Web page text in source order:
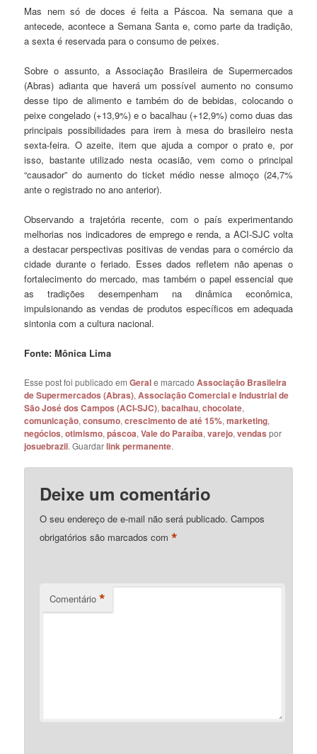
Mas nem só de doces é feita a Páscoa. Na semana que a
antecede, acontece a Semana Santa e, como parte da tradição,
a sexta é reservada para o consumo de peixes.
Sobre o assunto, a Associação Brasileira de Supermercados
(Abras) adianta que haverá um possível aumento no consumo
desse tipo de alimento e também do de bebidas, colocando o
peixe congelado (+13,9%) e o bacalhau (+12,9%) como duas das
principais possibilidades para irem à mesa do brasileiro nesta
sexta-feira. O azeite, item que ajuda a compor o prato e, por
isso, bastante utilizado nesta ocasião, vem como o principal
“causador” do aumento do ticket médio nesse almoço (24,7%
ante o registrado no ano anterior).
Observando a trajetória recente, com o país experimentando
melhorias nos indicadores de emprego e renda, a ACI-SJC volta
a destacar perspectivas positivas de vendas para o comércio da
cidade durante o feriado. Esses dados refletem não apenas o
fortalecimento do mercado, mas também o papel essencial que
as tradições desempenham na dinâmica econômica,
impulsionando as vendas de produtos específicos em adequada
sintonia com a cultura nacional.
Fonte: Mônica Lima
Esse post foi publicado emGerale marcadoAssociação Brasileira
de Supermercados (Abras),Associação Comercial e Industrial de
São José dos Campos (ACI-SJC),bacalhau,chocolate,
comunicação,consumo,crescimento de até 15%,marketing,
negócios,otimismo,páscoa,Vale do Paraíba,varejo,vendas por
josuebrazil. Guardarlink permanente.
Deixe um comentário
O seu endereço de e-mail não será publicado. Campos
obrigatórios são marcados com*
Comentário *